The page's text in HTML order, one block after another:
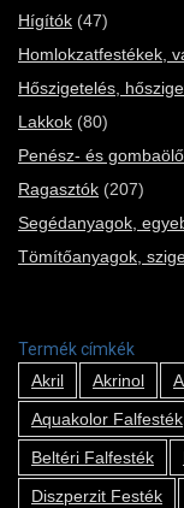
Hígítók (47)
Homlokzatfestékek,
Hőszigetelés,
Lakkok (80)
Penész- és
Ragasztók (207)
Segédanyagok,
Tömítőanyagok,
Termék címkék
Akril
Akrinol
Aquakolor Falfesték
Beltéri Falfesték
Diszperzit Festék